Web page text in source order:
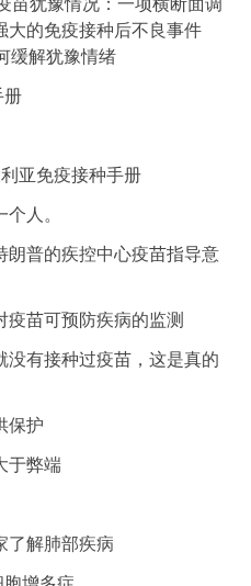
大的免疫接种后不良事件
缓解犹豫情绪
册
亚免疫接种手册
人。
朗普的疾控中心疫苗指导意
苗可预防疾病的监测
有接种过疫苗，这是真的
保护
于弊端
了解肺部疾病